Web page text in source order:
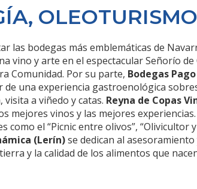
las bodegas más emblemáticas de
vino y arte en el espectacular Señorío de
Comunidad. Por su parte, Bodegas
una experiencia gastroenológica
visita a viñedo y catas. Reyna de Copas
mejores vinos y las mejores experiencias.
como el “Picnic entre olivos”,
(Lerín)se dedican al
y la calidad de los alimentos que